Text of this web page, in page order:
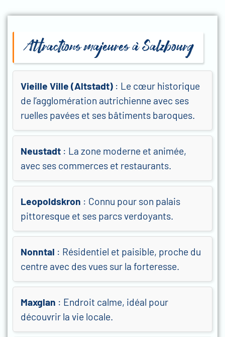
Attractions majeures à Salzbourg
Vieille Ville (Altstadt) : Le cœur historique
de l’agglomération autrichienne avec ses
ruelles pavées et ses bâtiments baroques.
Neustadt : La zone moderne et animée,
avec ses commerces et restaurants.
Leopoldskron : Connu pour son palais
pittoresque et ses parcs verdoyants.
Nonntal : Résidentiel et paisible, proche du
centre avec des vues sur la forteresse.
Maxglan : Endroit calme, idéal pour
découvrir la vie locale.